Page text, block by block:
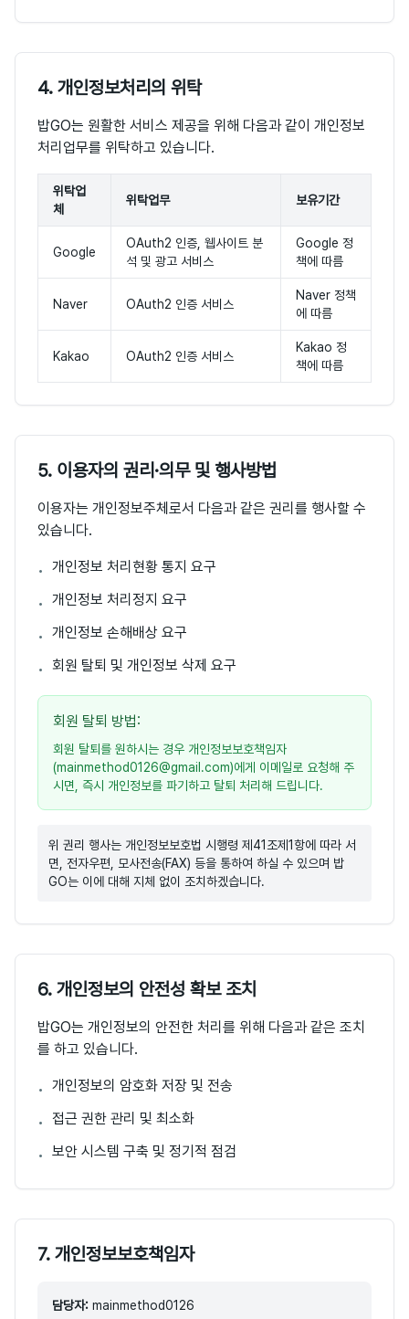
4. 개인정보처리의 위탁
밥GO는 원활한 서비스 제공을 위해 다음과 같이 개인정보
처리업무를 위탁하고 있습니다.
위탁업
체
위탁업무 보유기간
Google
OAuth2 인증, 웹사이트 분
석 및 광고 서비스
Google 정
책에 따름
Naver OAuth2 인증 서비스
Naver 정책
에 따름
Kakao OAuth2 인증 서비스
Kakao 정
책에 따름
5. 이용자의 권리·의무 및 행사방법
이용자는 개인정보주체로서 다음과 같은 권리를 행사할 수
있습니다.
• 개인정보 처리현황 통지 요구
• 개인정보 처리정지 요구
• 개인정보 손해배상 요구
• 회원 탈퇴 및 개인정보 삭제 요구
회원 탈퇴 방법:
회원 탈퇴를 원하시는 경우 개인정보보호책임자
(mainmethod0126@gmail.com)에게 이메일로 요청해 주
시면, 즉시 개인정보를 파기하고 탈퇴 처리해 드립니다.
위 권리 행사는 개인정보보호법 시행령 제41조제1항에 따라 서
면, 전자우편, 모사전송(FAX) 등을 통하여 하실 수 있으며 밥
GO는 이에 대해 지체 없이 조치하겠습니다.
6. 개인정보의 안전성 확보 조치
밥GO는 개인정보의 안전한 처리를 위해 다음과 같은 조치
를 하고 있습니다.
• 개인정보의 암호화 저장 및 전송
• 접근 권한 관리 및 최소화
• 보안 시스템 구축 및 정기적 점검
7. 개인정보보호책임자
담당자: mainmethod0126